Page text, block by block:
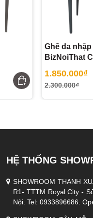
Ghế da
BizNoiThat
1.850.000₫
2.300.000₫
HỆ THỐNG
SHOWROOM THANH
R1- TTTM Royal City -
Nội. Tel: 0933896686.